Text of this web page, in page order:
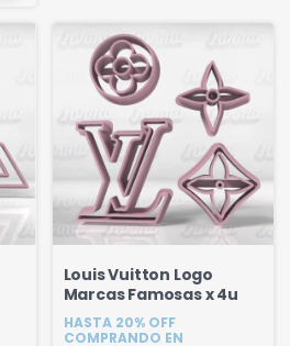
Louis Vuitton Logo
Marcas Famosas x 4u
HASTA 20% OFF
COMPRANDO EN